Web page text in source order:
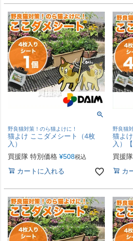
野良猫対策！のら猫よけに！
猫よけ ここダメシート（4枚
入）
買援隊 特別価格 ¥508税込
カートに入れる
野良猫
猫よ
入）
買援
カ